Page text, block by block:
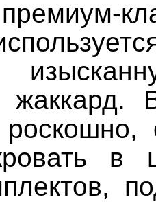
жаккард.
роскошно,
в